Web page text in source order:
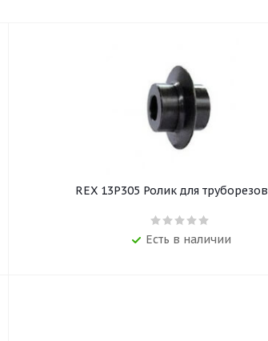
REX 13P305 Ролик для
Есть в наличии